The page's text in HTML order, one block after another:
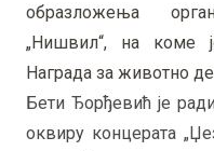
образложења
„Нишвил“, на коме
Награда за животно
Бети Ђорђевић је
оквиру концерата